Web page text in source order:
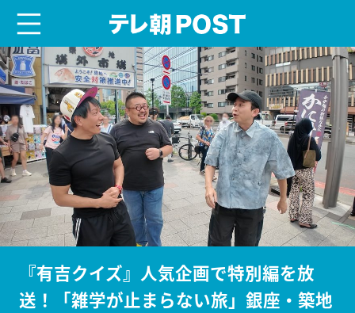
『有吉クイズ』人気企画で特別編を放
送！「雑学が止まらない旅」銀座・築地